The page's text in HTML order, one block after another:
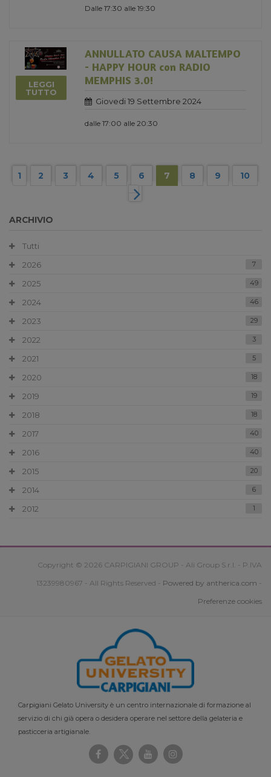
Dalle 17:30 alle 19:30
LEGGI
TUTTO
ANNULLATO CAUSA MALTEMPO
- HAPPY HOUR con RADIO
MEMPHIS 3.0!
Giovedi 19 Settembre 2024
dalle 17:00 alle 20:30
1 2 3 4 5 6 7 8 9 10
ARCHIVIO
Tutti
2026
7
2025 49
2024 46
2023 29
2022 3
2021 5
2020 18
2019 19
2018 18
2017 40
2016 40
2015 20
2014 6
2012 1
Copyright © 2026 CARPIGIANI GROUP - Ali Group S.r.l. - P.IVA
13239980967 - All Rights Reserved - Powered by antherica.com -
Preferenze cookies
Carpigiani Gelato University è un centro internazionale di formazione al
servizio di chi già opera o desidera operare nel settore della gelateria e
pasticceria artigianale.